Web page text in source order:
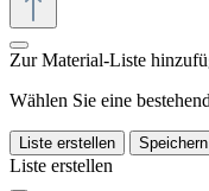
Zur Material-Liste
Wählen Sie eine
Liste erstellen
Liste erstellen